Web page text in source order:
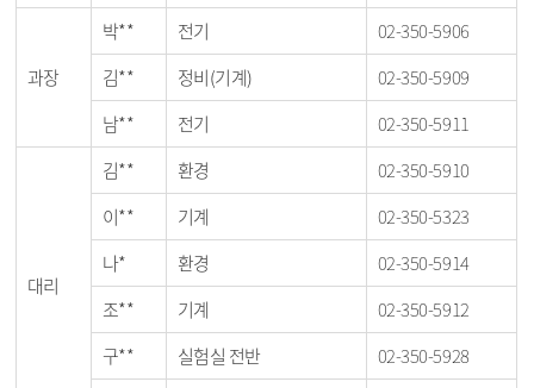
과장
박** 전기
02-350-5906
김**
정비(기계)
02-350-5909
남**
전기 02-350-5911
대리
김** 환경
02-350-5910
이**
기계
02-350-5323
나*
환경
02-350-5914
조**
기계
02-350-5912
구**
실험실 전반
02-350-5928